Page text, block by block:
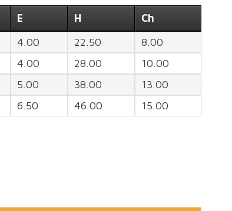
E H
Ch
4.00 22.50
8.00
4.00 28.00
10.00
5.00 38.00
13.00
6.50 46.00 15.00